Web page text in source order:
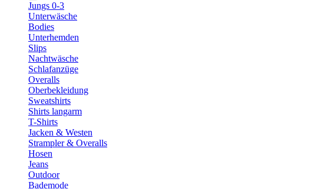
Jungs 0-3
Unterwäsche
Bodies
Unterhemden
Slips
Nachtwäsche
Schlafanzüge
Overalls
Oberbekleidung
Sweatshirts
Shirts langarm
T-Shirts
Jacken & Westen
Strampler & Overalls
Hosen
Jeans
Outdoor
Bademode